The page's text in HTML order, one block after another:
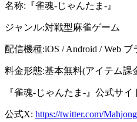
名称:『雀魂-じゃんたま-』
ジャンル:対戦型麻雀ゲーム
配信機種:iOS / Android / Web ブ
料金形態:基本無料(アイテム課
『雀魂-じゃんたま-』公式サイ
公式X: https://twitter.com/